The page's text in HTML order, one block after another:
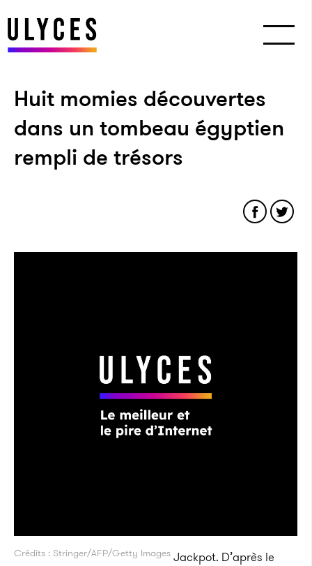
Huit momies découvertes
dans un tombeau égyptien
rempli de trésors
Crédits : Stringer/AFP/Getty Images Jackpot. D’après le